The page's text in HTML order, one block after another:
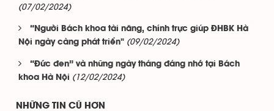
(07/02/2024)
“Người Bách khoa tài năng, chính trực giúp ĐHBK Hà
Nội ngày càng phát triển" (09/02/2024)
“Đức đen” và những ngày tháng đáng nhớ tại Bách
khoa Hà Nội (12/02/2024)
NHỮNG TIN CŨ HƠN